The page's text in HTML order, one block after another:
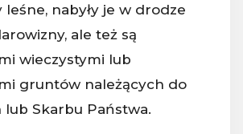
leśne, nabyły je w drodze
ale też są
wieczystymi lub
gruntów należących do
lub Skarbu Państwa.